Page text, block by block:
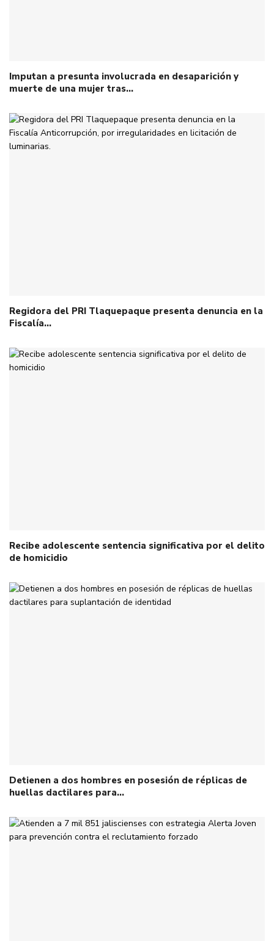
Imputan a presunta involucrada en desaparición y
muerte de una mujer tras…
Regidora del PRI Tlaquepaque presenta denuncia en la
Fiscalía…
Recibe adolescente sentencia significativa por el delito
de homicidio
Detienen a dos hombres en posesión de réplicas de
huellas dactilares para…